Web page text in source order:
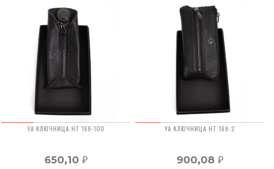
YA КЛЮЧНИЦА HT 169-100
650,10 ₽
YA КЛЮЧНИЦА HT 169-2
900,08 ₽